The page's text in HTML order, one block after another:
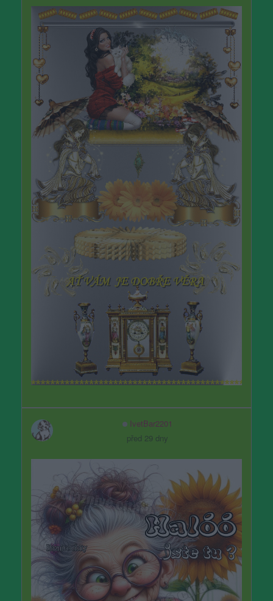
IvetBar2201
před 29 dny